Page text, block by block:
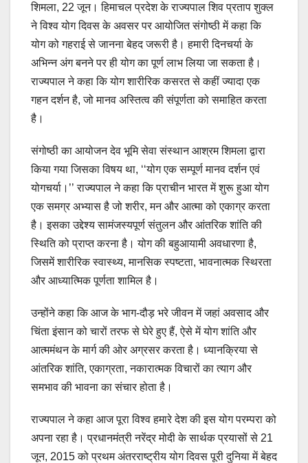
शिमला, 22 जून। हिमाचल प्रदेश के राज्यपाल शिव प्रताप शुक्ल
ने विश्व योग दिवस के अवसर पर आयोजित संगोष्ठी में कहा कि
योग को गहराई से जानना बेहद जरूरी है। हमारी दिनचर्या के
अभिन्न अंग बनने पर ही योग का पूर्ण लाभ लिया जा सकता है।
राज्यपाल ने कहा कि योग शारीरिक कसरत से कहीं ज्यादा एक
गहन दर्शन है, जो मानव अस्तित्व की संपूर्णता को समाहित करता
है।
संगोष्ठी का आयोजन देव भूमि सेवा संस्थान आश्रम शिमला द्वारा
किया गया जिसका विषय था, ‘‘योग एक सम्पूर्ण मानव दर्शन एवं
योगचर्या।’’ राज्यपाल ने कहा कि प्राचीन भारत में शुरू हुआ योग
एक समग्र अभ्यास है जो शरीर, मन और आत्मा को एकाग्र करता
है। इसका उद्देश्य सामंजस्यपूर्ण संतुलन और आंतरिक शांति की
स्थिति को प्राप्त करना है। योग की बहुआयामी अवधारणा है,
जिसमें शारीरिक स्वास्थ्य, मानसिक स्पष्टता, भावनात्मक स्थिरता
और आध्यात्मिक पूर्णता शामिल है।
उन्होंने कहा कि आज के भाग-दौड़ भरे जीवन में जहां अवसाद और
चिंता इंसान को चारों तरफ से घेरे हुए हैं, ऐसे में योग शांति और
आत्ममंथन के मार्ग की ओर अग्रसर करता है। ध्यानक्रिया से
आंतरिक शांति, एकाग्रता, नकारात्मक विचारों का त्याग और
समभाव की भावना का संचार होता है।
राज्यपाल ने कहा आज पूरा विश्व हमारे देश की इस योग परम्परा को
अपना रहा है। प्रधानमंत्री नरेंद्र मोदी के सार्थक प्रयासों से 21
जून, 2015 को प्रथम अंतरराष्ट्रीय योग दिवस पूरी दुनिया में बेहद